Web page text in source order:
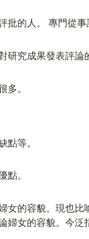
批的人。 專門從
研究成果發表評論
多。
點等。
點。
女的容貌。現也比
婦女的容貌。今泛